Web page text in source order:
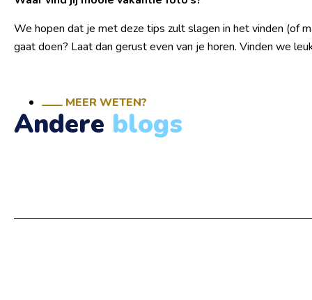
We hopen dat je met deze tips zult slagen in het vinden (of
gaat doen? Laat dan gerust even van je horen. Vinden we
MEER WETEN?
Andere blogs